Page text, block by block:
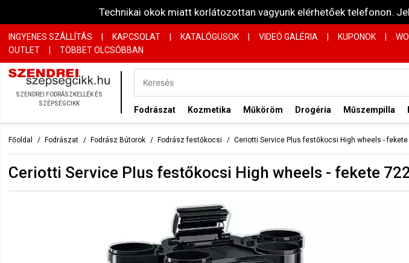
Technikai okok miatt korlátozottan vagyunk elérhetőek telefonon.
INGYENES SZÁLLÍTÁS KAPCSOLAT KATALÓGUSOK VIDEÓ GALÉRIA KUPONOK
OUTLET
| TÖBBET OLCSÓBBAN
SZENDREI FODRÁSZKELLÉK ÉS
SZÉPSÉGCIKK
Fodrászat Kozmetika Műköröm Drogéria Műszempilla
Főoldal Fodrászat Fodrász Bútorok Fodrász festőkocsi Ceriotti Service Plus festőkocsi High wheels - fekete
Ceriotti Service Plus festőkocsi High wheels - fekete